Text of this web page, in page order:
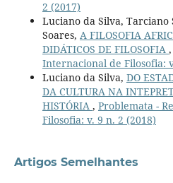
2 (2017)
Luciano da Silva,
Soares, A FILOSOFIA
DIDÁTICOS DE FILOSOFIA ,
Internacional de Filosofia:
Luciano da Silva, DO
DA CULTURA NA
HISTÓRIA , Problemata -
Filosofia: v. 9 n. 2 (2018)
Artigos Semelhantes